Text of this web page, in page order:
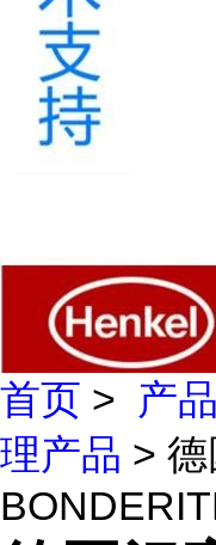
首页 > 产
理产品 >